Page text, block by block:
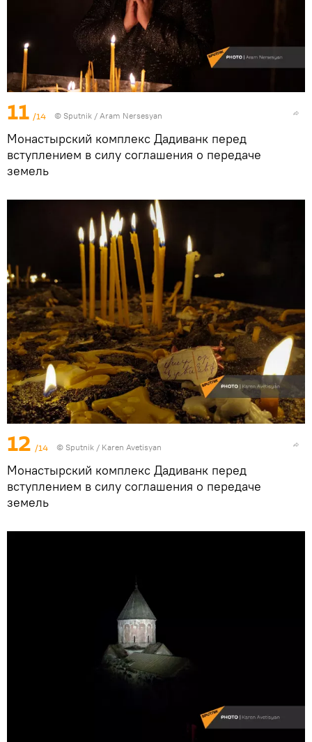
11 /14 © Sputnik / Aram Nersesyan
Монастырский комплекс Дадиванк перед
вступлением в силу соглашения о передаче
земель
12 /14 © Sputnik / Karen Avetisyan
Монастырский комплекс Дадиванк перед
вступлением в силу соглашения о передаче
земель